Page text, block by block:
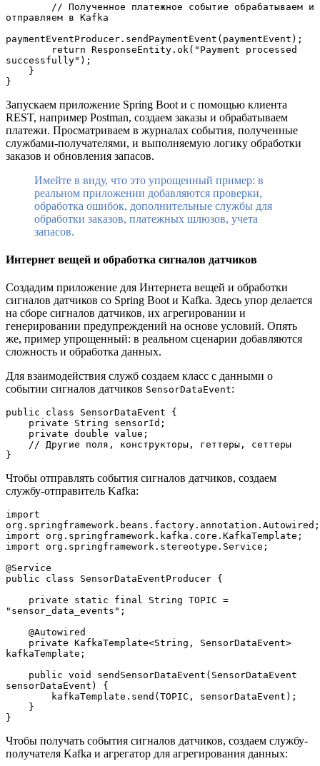
отправляем в Kafka
paymentEventProducer.sendPaymentEvent(paymentEvent);
successfully");
    }
}
Запускаем приложение Spring Boot и с помощью клиента
REST, например Postman, создаем заказы и обрабатываем
платежи. Просматриваем в журналах события, полученные
службами-получателями, и выполняемую логику обработки
заказов и обновления запасов.
Имейте в виду, что это упрощенный пример: в
реальном приложении добавляются проверки,
обработка ошибок, дополнительные службы для
обработки заказов, платежных шлюзов, учета
запасов.
Интернет вещей и обработка сигналов датчиков
Создадим приложение для Интернета вещей и обработки
сигналов датчиков со Spring Boot и Kafka. Здесь упор делается
на сборе сигналов датчиков, их агрегировании и
генерировании предупреждений на основе условий. Опять
же, пример упрощенный: в реальном сценарии добавляются
сложность и обработка данных.
Для взаимодействия служб создаем класс с данными о
событии сигналов датчиков SensorDataEvent:
public class SensorDataEvent {
    private String sensorId;
    private double value;
    // Другие поля, конструкторы, геттеры, сеттеры
}
Чтобы отправлять события сигналов датчиков, создаем
службу-отправитель Kafka:
import
org.springframework.beans.factory.annotation.Autowired;
import org.springframework.kafka.core.KafkaTemplate;
import org.springframework.stereotype.Service;
@Service
public class SensorDataEventProducer {
"sensor_data_events";
    @Autowired
kafkaTemplate;
sensorDataEvent) {
        kafkaTemplate.send(TOPIC, sensorDataEvent);
    }
}
Чтобы получать события сигналов датчиков, создаем службу-
получателя Kafka и агрегатор для агрегирования данных: